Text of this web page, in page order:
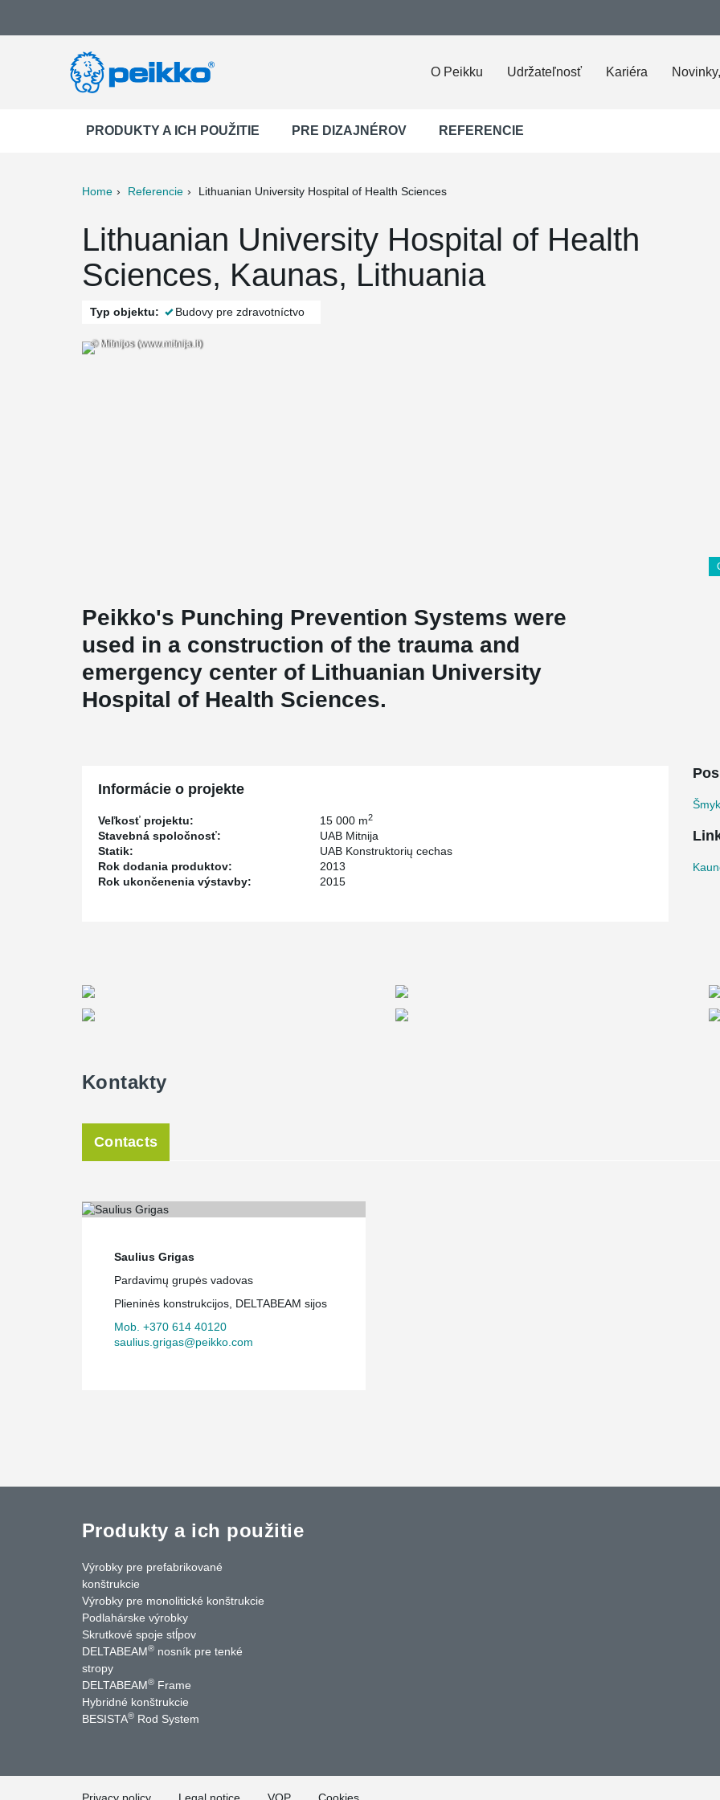
O Peikku Udržateľnosť Kariéra
PRODUKTY A ICH POUŽITIE PRE DIZAJNÉROV REFERENCIE
Home Referencie Lithuanian University Hospital of Health Sciences
Lithuanian University Hospital of Health
Sciences, Kaunas, Lithuania
Typ objektu: Budovy pre zdravotníctvo
© Mitnijos (www.mitnija.lt)
Peikko's Punching Prevention Systems were
used in a construction of the trauma and
emergency center of Lithuanian University
Hospital of Health Sciences.
Informácie o projekte
Veľkosť projektu: 15 000 m2
Stavebná spoločnosť:
UAB Mitnija
Statik:
UAB Konstruktorių cechas
Rok dodania produktov:
2013
Rok ukončenenia výstavby:
2015
Kontakty
Contacts
Saulius Grigas
Pardavimų grupės vadovas
Plieninės konstrukcijos, DELTABEAM sijos
Mob. +370 614 40120
saulius.grigas@peikko.com
Produkty a ich použitie
Výrobky pre prefabrikované
konštrukcie
Výrobky pre monolitické konštrukcie
Podlahárske výrobky
Skrutkové spoje stĺpov
DELTABEAM® nosník pre tenké
stropy
DELTABEAM® Frame
Hybridné konštrukcie
BESISTA® Rod System
YouTubeKontakty
Privacy policy Legal notice VOP Cookies